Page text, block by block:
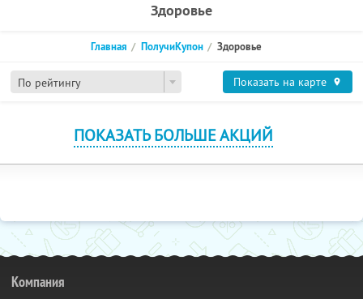
Здоровье
По рейтингу
Главная ПолучиКупон Здоровье
Показать на карте
ПОКАЗАТЬ БОЛЬШЕ АКЦИЙ
Компания